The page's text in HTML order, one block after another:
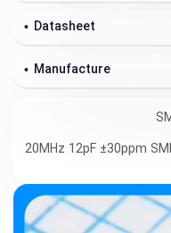
Datasheet
Manufacture
20MHz 12pF ±30ppm